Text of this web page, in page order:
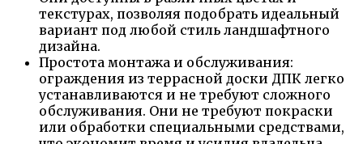
текстурах, позволяя подобрать идеальный
вариант под любой стиль ландшафтного
дизайна.
Простота монтажа и обслуживания:
ограждения из террасной доски ДПК легко
устанавливаются и не требуют сложного
обслуживания. Они не требуют покраски
или обработки специальными средствами,